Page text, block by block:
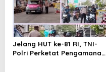
Jelang HUT ke-81 RI, TNI-
Polri Perketat Pengamanan